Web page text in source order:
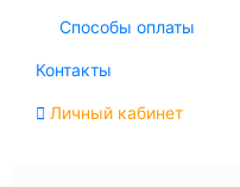
Способы оплаты
Контакты
Личный кабинет